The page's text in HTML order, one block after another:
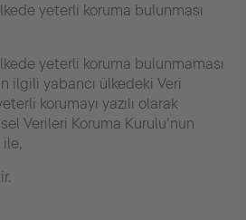
yeterli koruma bulunması
yeterli koruma bulunmaması
ilgili yabancı ülkedeki Veri
korumayı yazılı olarak
Verileri Koruma Kurulu’nun
ile,